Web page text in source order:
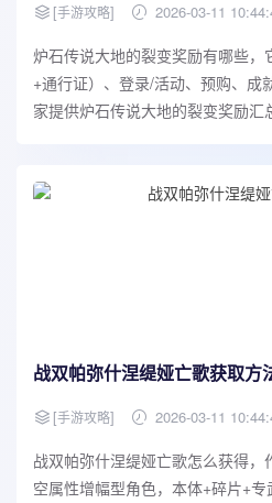
[手游攻略] 2026-03-11
炉石传说大地的裂变奖励有哪些，
+通行证）、登录/活动、预购、成
家提供炉石传说大地的裂变奖励汇
战双帕弥什涅缇娅亡歌获取方
[手游攻略] 2026-03-11
战双帕弥什涅缇娅亡歌怎么获得
空属性增幅型角色，本体+碎片+